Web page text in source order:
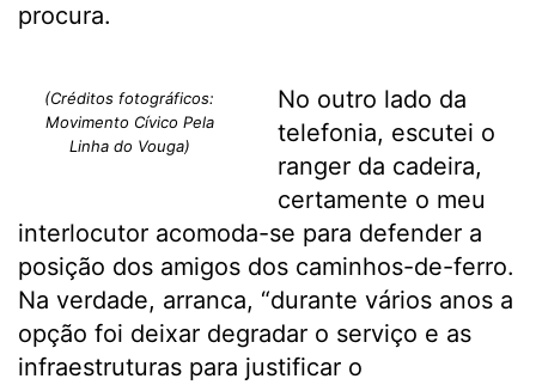
procura.
(Créditos fotográficos:
Movimento Cívico Pela
Linha do Vouga)
No outro lado da
telefonia, escutei o
ranger da cadeira,
certamente o meu
interlocutor acomoda-se para defender a
posição dos amigos dos caminhos-de-ferro.
Na verdade, arranca, “durante vários anos a
opção foi deixar degradar o serviço e as
infraestruturas para justificar o